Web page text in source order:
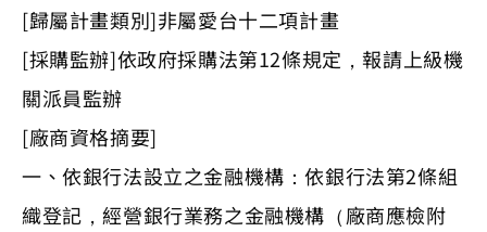
[歸屬計畫類別]非屬愛台十二項計畫
[採購監辦]依政府採購法第12條規定，報請上級機
關派員監辦
[廠商資格摘要]
一、依銀行法設立之金融機構：依銀行法第2條組
織登記，經營銀行業務之金融機構（廠商應檢附